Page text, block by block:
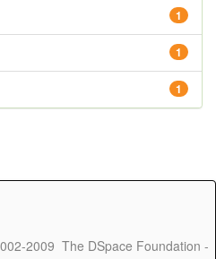
1
1
1
2009 The DSpace Foundation -